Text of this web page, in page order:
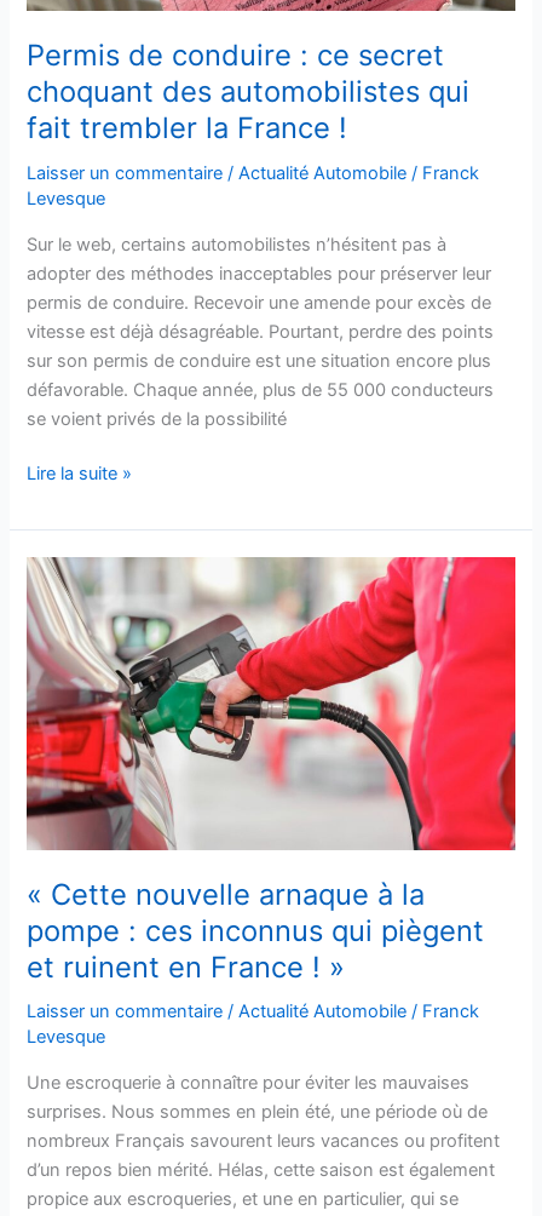
Permis de conduire : ce secret
choquant des automobilistes qui
fait trembler la France !
Laisser un commentaire /Actualité Automobile / Franck
Levesque
Sur le web, certains automobilistes n’hésitent pas à
adopter des méthodes inacceptables pour préserver leur
permis de conduire. Recevoir une amende pour excès de
vitesse est déjà désagréable. Pourtant, perdre des points
sur son permis de conduire est une situation encore plus
défavorable. Chaque année, plus de 55 000 conducteurs
se voient privés de la possibilité
la
France
!
Lire la suite »
« Cette nouvelle arnaque à la
pompe : ces inconnus qui piègent
et ruinent en France ! »
Laisser un commentaire /Actualité Automobile / Franck
Levesque
Une escroquerie à connaître pour éviter les mauvaises
surprises. Nous sommes en plein été, une période où de
nombreux Français savourent leurs vacances ou profitent
d’un repos bien mérité. Hélas, cette saison est également
propice aux escroqueries, et une en particulier, qui se
«
Cette
nouvelle
arnaque
à
la
pompe
:
ces
inconnus
piègent
ruinent
en
France
!